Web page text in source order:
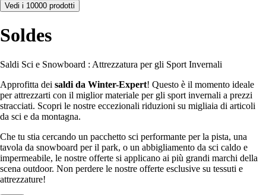
Vedi i 10000 prodotti
Soldes
Saldi Sci e Snowboard : Attrezzatura per gli Sport Invernali
Approfitta dei saldi da Winter-Expert! Questo è il momento ideale
per attrezzarti con il miglior materiale per gli sport invernali a prezzi
stracciati. Scopri le nostre eccezionali riduzioni su migliaia di articoli
da sci e da montagna.
Che tu stia cercando un pacchetto sci performante per la pista, una
tavola da snowboard per il park, o un abbigliamento da sci caldo e
impermeabile, le nostre offerte si applicano ai più grandi marchi della
scena outdoor. Non perdere le nostre offerte esclusive su tessuti e
attrezzature!